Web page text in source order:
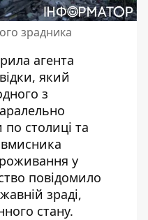
зрадника
агента
який
з
столиці та
у
повідомило
зраді,
стану.